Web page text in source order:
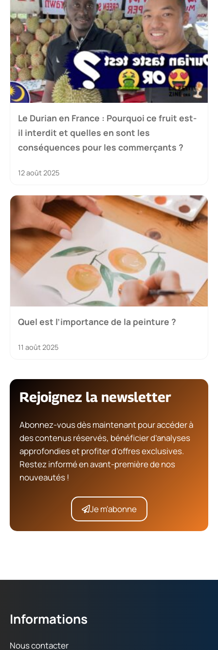
Le Durian en France : Pourquoi ce fruit est-
il interdit et quelles en sont les
conséquences pour les commerçants ?
12 août 2025
Quel est l’importance de la peinture ?
11 août 2025
Rejoignez la newsletter
Abonnez-vous dès maintenant pour accéder à
des contenus réservés, bénéficier d’analyses
approfondies et profiter d’offres exclusives.
Restez informé en avant-première de nos
nouveautés !
Je m'abonne
Informations
Nous contacter